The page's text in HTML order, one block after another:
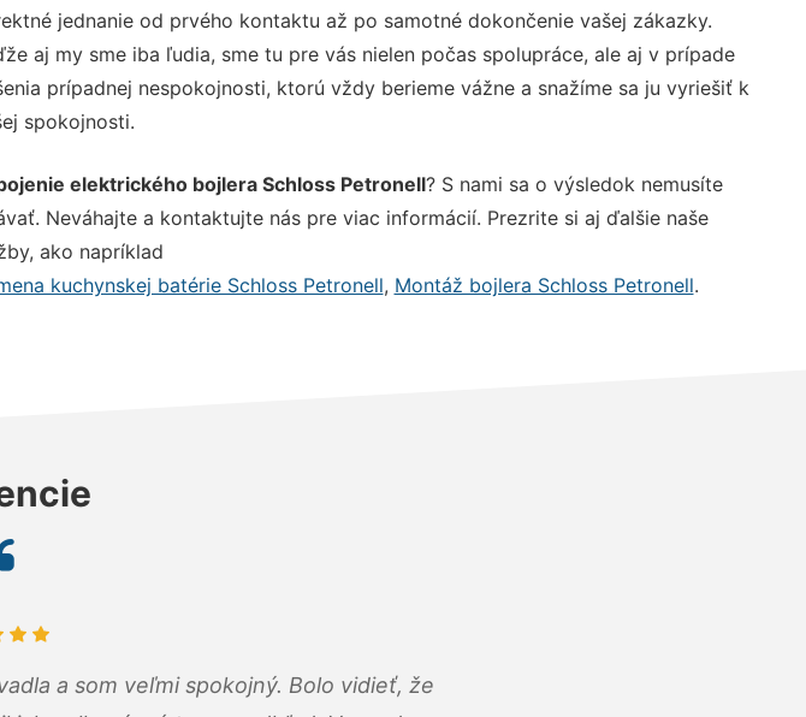
jednanie od prvého kontaktu až po samotné dokončenie vašej zákazky.
aj my sme iba ľudia, sme tu pre vás nielen počas spolupráce, ale aj v prípade
prípadnej nespokojnosti, ktorú vždy berieme vážne a snažíme sa ju vyriešiť k
spokojnosti.
elektrického bojlera Schloss Petronell? S nami sa o výsledok nemusíte
Neváhajte a kontaktujte nás pre viac informácií. Prezrite si aj ďalšie naše
ako napríklad
kuchynskej batérie Schloss Petronell, Montáž bojlera Schloss Petronell.
a som veľmi spokojný. Bolo vidieť, že